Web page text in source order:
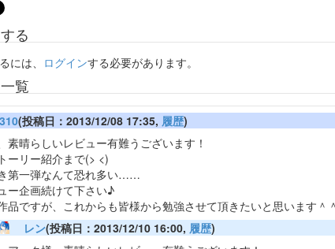
る
には、 ログインする必要があります。
覧
(投稿日：2013/12/08 17:35, 履歴)
素晴らしいレビュー有難うございます！
ーリー紹介まで(> <)
第一弾なんて恐れ多い……
ー企画続けて下さい♪
品ですが、これからも皆様から勉強させて頂きたいと思います＾＾
レン(投稿日：2013/12/10 16:00, 履歴)